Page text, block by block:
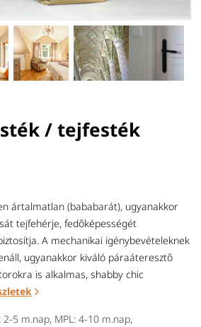
/ tejfesték
ártalmatlan (bababarát), ugyanakkor
tejfehérje, fedőképességét
A mechanikai igénybevételeknek
ugyanakkor kiváló páraáteresztő
is alkalmas, shabby chic
2-5 m.nap, MPL: 4-10 m.nap,